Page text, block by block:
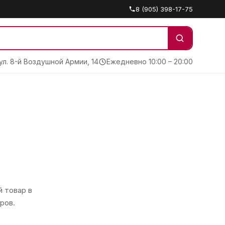
8 (905) 398-17-75
8-й Воздушной Армии, 14 Ежедневно 10:00 – 20:00
товар в